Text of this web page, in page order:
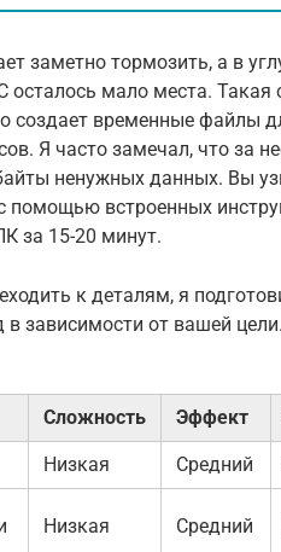
заметно тормозить, а в
осталось мало места. Такая
создает временные файлы
Я часто замечал, что за
ненужных данных. Вы
помощью встроенных
за 15-20 минут.
к деталям, я
зависимости от вашей цели.
Сложность Эффект
Низкая Средний
Низкая Средний